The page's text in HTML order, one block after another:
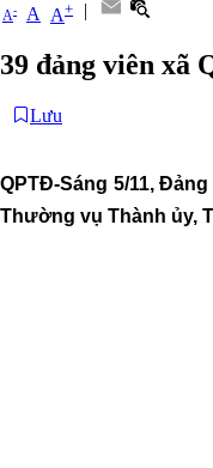
A- A A+ |
39 đảng viên xã
Lưu
QPTĐ-Sáng 5/11,
Thường vụ Thành ủy,